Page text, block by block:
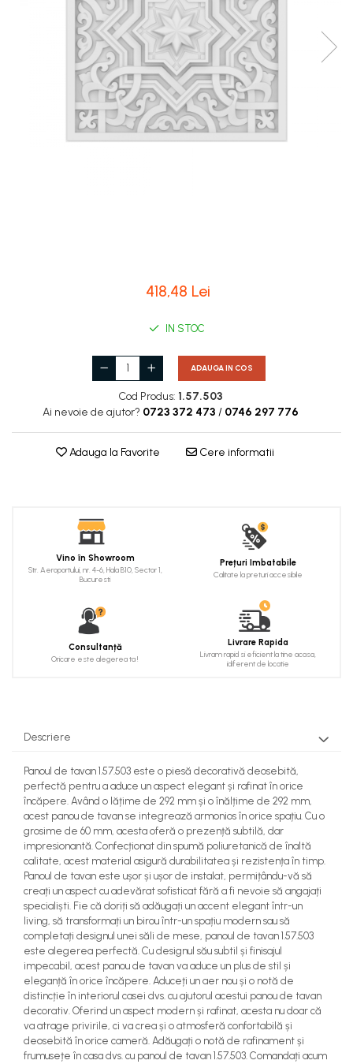
Coloane de interior
Baze coloane
Capiteluri coloane
Inele coloane
Piedestaluri coloane
Trunchiuri coloane
Șeminee decorative
Ornamente de colț
418,48 Lei
IN STOC
ADAUGA IN COS
Cod Produs: 1.57.503
Ai nevoie de ajutor? 0723 372 473 / 0746 297 776
Adauga la Favorite Cere informatii
Vino în Showroom
Str. Aeroportului, nr. 4-6, Hala B10, Sector 1,
Bucuresti
Prețuri Imbatabile
Calitate la preturi accesibile
Consultanță
Oricare este alegerea ta !
Livrare Rapida
Livram rapid si eficient la tine acasa,
idiferent de locatie
Descriere
Panoul de tavan 1.57.503 este o piesă decorativă deosebită,
perfectă pentru a aduce un aspect elegant și rafinat în orice
încăpere. Având o lățime de 292 mm și o înălțime de 292 mm,
acest panou de tavan se integrează armonios în orice spațiu. Cu o
grosime de 60 mm, acesta oferă o prezență subtilă, dar
impresionantă. Confecționat din spumă poliuretanică de înaltă
calitate, acest material asigură durabilitatea și rezistența în timp.
Panoul de tavan este ușor și ușor de instalat, permițându-vă să
creați un aspect cu adevărat sofisticat fără a fi nevoie să angajați
specialiști. Fie că doriți să adăugați un accent elegant într-un
living, să transformați un birou într-un spațiu modern sau să
completați designul unei săli de mese, panoul de tavan 1.57.503
este alegerea perfectă. Cu designul său subtil și finisajul
impecabil, acest panou de tavan va aduce un plus de stil și
eleganță în orice încăpere. Aduceți un aer nou și o notă de
distincție în interiorul casei dvs. cu ajutorul acestui panou de tavan
decorativ. Oferind un aspect modern și rafinat, acesta nu doar că
va atrage privirile, ci va crea și o atmosferă confortabilă și
deosebită în orice cameră. Adăugați o notă de rafinament și
frumusețe în casa dvs. cu panoul de tavan 1.57.503. Comandați acum